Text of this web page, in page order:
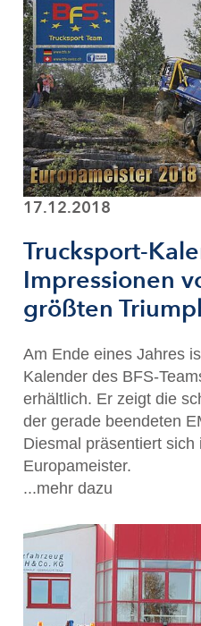
17.12.2018
Trucksport-
Impressionen
größten
Am Ende eines Jahres
Kalender des BFS-
erhältlich. Er zeigt die
der gerade beendeten
Diesmal präsentiert sich
Europameister.
...mehr dazu